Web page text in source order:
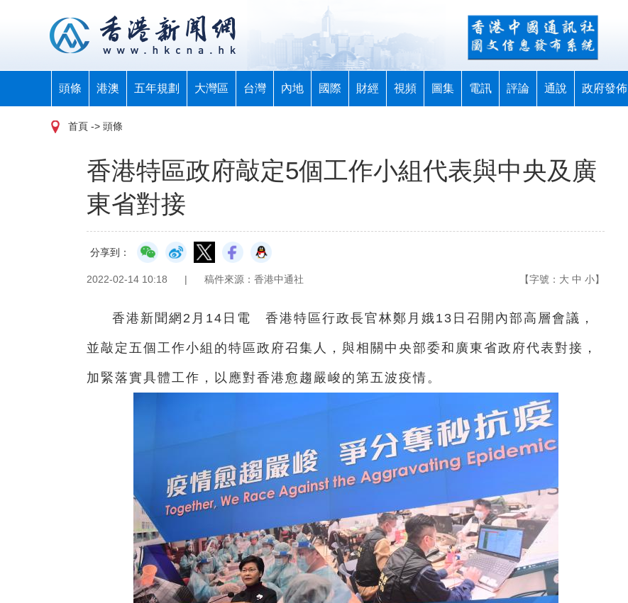
頭條 港澳 五年規劃 大灣區 台灣 內地 國際 財經 視頻 圖集 電訊 評論 通說 政府發佈
首頁 -> 頭條
香港特區政府敲定5個工作小組代表與中央及廣
東省對接
分享到：
2022-02-14 10:18 | 稿件來源：香港中通社 【字號： 大 中 小】
香港新聞網2月14日電 香港特區行政長官林鄭月娥13日召開內部高層會議，
並敲定五個工作小組的特區政府召集人，與相關中央部委和廣東省政府代表對接，
加緊落實具體工作，以應對香港愈趨嚴峻的第五波疫情。